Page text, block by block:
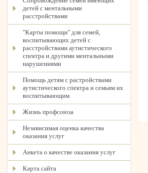
детей с ментальными
расстройствами
"Карты помощи" для семей,
воспитывающих детей с
расстройствами аутистического
спектра и другими ментальными
нарушениями
Помощь детям с растройствами
аутистического спектра и семьям их
воспитывающим
Жизнь профсоюза
Независимая оценка качества
оказания услуг
Анкета о качестве оказания услуг
Карта сайта